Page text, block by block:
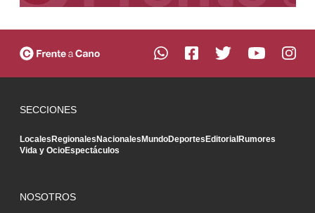
SECCIONES
LocalesRegionalesNacionalesMundoDeportesEditorialRumores
Vida y OcioEspectáculos
NOSOTROS